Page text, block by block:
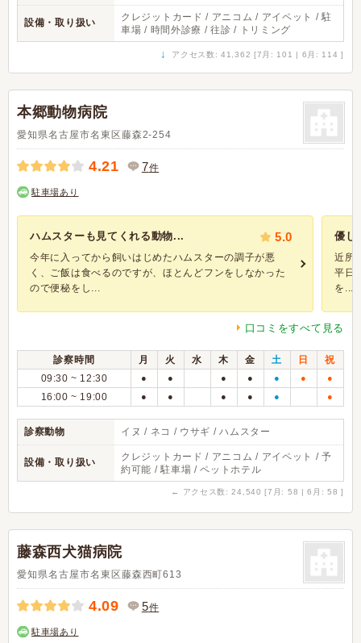
設備・取り扱い
クレジットカード / アニコム / アイペット / 駐
車場 / 時間外診療 / 往診 / トリミング
↓ アクセス数: 41,362 [7月: 101 | 6月: 114 ]
本郷動物病院
愛知県名古屋市名東区藤森2-254
4.21 7件
駐車場あり
ハムスターも見てくれる動物... 5.0
今年に入ってから飼いはじめたハムスターの調子が悪
く、ご飯は食べるのですが、ほとんどフンをしなかった
ので便秘をし...
優し
近所
平日
を...
口コミをすべて見る
診察時間 月 火 水 木 金 土 日
祝
09:30 ~ 12:30
● ● ● ● ● ● ●
16:00 ~ 19:00 ● ● ● ● ● ●
診察動物 イヌ / ネコ / ウサギ / ハムスター
設備・取り扱い
クレジットカード / アニコム / アイペット / 予
約可能 / 駐車場 / ペットホテル
← アクセス数: 24,540 [7月: 58 | 6月: 58 ]
藤森西犬猫病院
愛知県名古屋市名東区藤森西町613
4.09 5件
駐車場あり